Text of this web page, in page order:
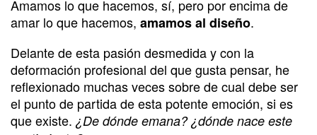
Amamos lo que hacemos, sí, pero por encima de
amar lo que hacemos, amamos al diseño.
Delante de esta pasión desmedida y con la
deformación profesional del que gusta pensar, he
reflexionado muchas veces sobre de cual debe ser
el punto de partida de esta potente emoción, si es
que existe. ¿De dónde emana? ¿dónde nace este